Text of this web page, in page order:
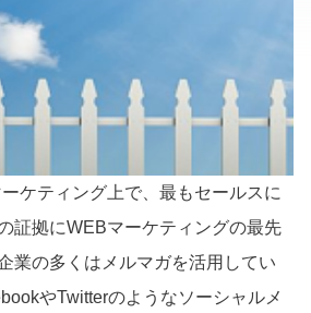
ケティング上で、最もセールスに
証拠にWEBマーケティングの最先
業の多くはメルマガを活用してい
やTwitterのようなソーシャルメ